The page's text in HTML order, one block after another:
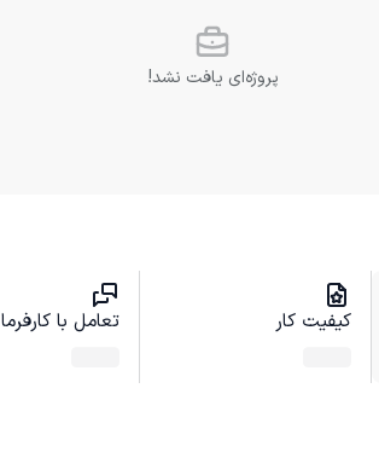
پروژه‌ای یافت نشد!
کیفیت کار تعامل با کارفرما